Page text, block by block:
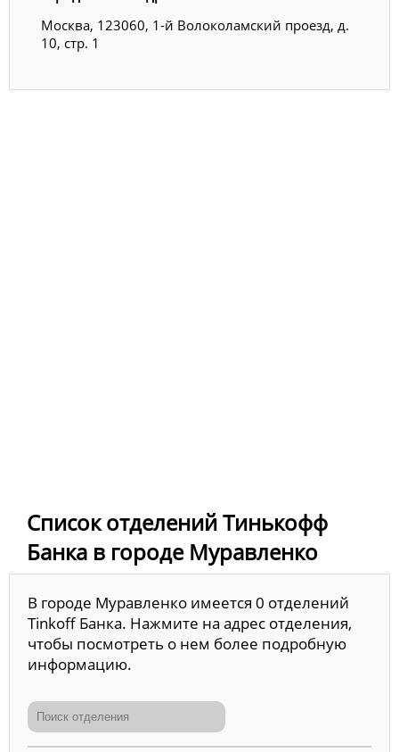
Москва, 123060, 1-й Волоколамский проезд, д.
10, стр. 1
Список отделений Тинькофф
Банка в городе Муравленко
В городе Муравленко имеется 0 отделений
Tinkoff Банка. Нажмите на адрес отделения,
чтобы посмотреть о нем более подробную
информацию.